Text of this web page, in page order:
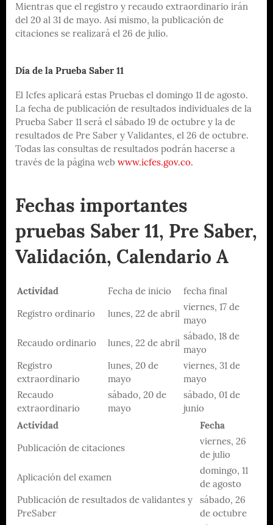
Mientras que el registro y recaudo extraordinario irán
del 20 al 31 de mayo. Así mismo, la publicación de
citaciones se realizará el 26 de julio.
Día de la Prueba Saber 11
El Icfes aplicará estas Pruebas el domingo 11 de agosto.
La fecha de publicación de resultados individuales de la
Prueba Saber 11 será el sábado 19 de octubre y la de
resultados de Pre Saber y Validantes, el 26 de octubre.
Todas las consultas de resultados podrán hacerse a
través de la página web www.icfes.gov.co.
Fechas importantes
pruebas Saber 11, Pre Saber,
Validación, Calendario A
Actividad Fecha de inicio fecha final
Registro ordinario lunes, 22 de abril
viernes, 17 de
mayo
Recaudo ordinario lunes, 22 de abril
sábado, 18 de
mayo
Registro
extraordinario
lunes, 20 de
mayo
viernes, 31 de
mayo
Recaudo
extraordinario
sábado, 20 de
mayo
sábado, 01 de
junio
Actividad
Fecha
Publicación de citaciones
viernes, 26
de julio
Aplicación del examen
domingo, 11
de agosto
Publicación de resultados de validantes y
PreSaber
sábado, 26
de octubre